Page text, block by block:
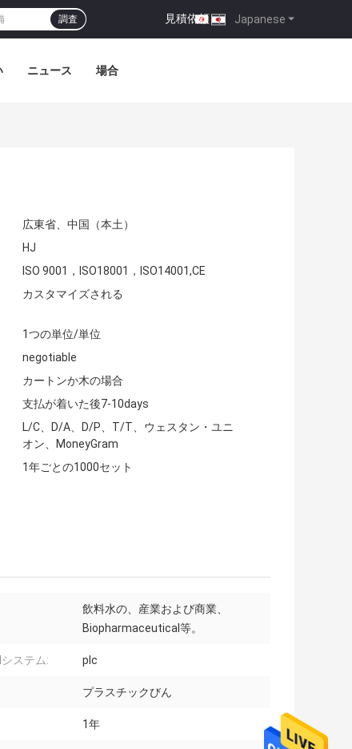
Japanese
見積依頼 |
調査
ニュース 場合
広東省、中国（本土）
HJ
ISO 9001，ISO18001，ISO14001,CE
カスタマイズされる
1つの単位/単位
negotiable
カートンか木の場合
支払が着いた後7-10days
L/C、D/A、D/P、T/T、ウェスタン・ユニ
オン、MoneyGram
1年ごとの1000セット
飲料水の、産業および商業、
Biopharmaceutical等。
ステム: plc
プラスチックびん
1年